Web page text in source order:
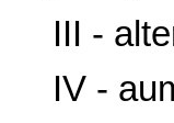
III -
IV -